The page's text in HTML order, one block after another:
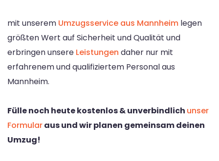
mit unserem Umzugsservice aus Mannheim legen
größten Wert auf Sicherheit und Qualität und
erbringen unsere Leistungen daher nur mit
erfahrenem und qualifiziertem Personal aus
Mannheim.
Fülle noch heute kostenlos & unverbindlich unser
Formularaus und wir planen gemeinsam deinen
Umzug!